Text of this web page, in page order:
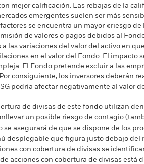
mejor calificación. Las rebajas de la
emergentes suelen ser más
se encuentra un mayor «riesgo
de valores o pagos debidos al
las variaciones del valor del activo en
en el valor del Fondo. El impacto
El Fondo pretende excluir a las
consiguiente, los inversores deberán
podría afectar negativamente al valor
de divisas de este fondo utilizan
un posible riesgo de contagio
se asegurará de que se dispone de los
desplegable que figura justo debajo
con cobertura de divisas se
acciones con cobertura de divisas